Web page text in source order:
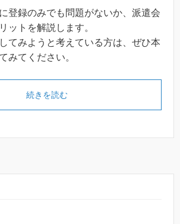
登録のみでも問題がないか、派遣会
ットを解説します。
てみようと考えている方は、ぜひ本
みてください。
続きを読む